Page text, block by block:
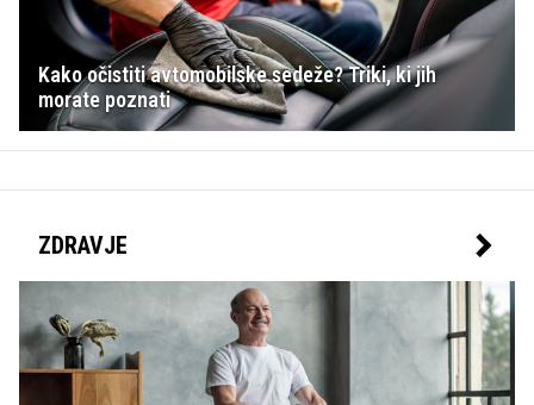
Kako očistiti avtomobilske sedeže? Triki, ki jih
morate poznati
ZDRAVJE